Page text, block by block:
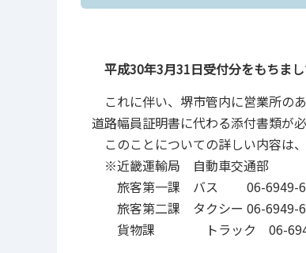
平成30年3月31日受付分をもちま
これに伴い、堺市管内に営業所の
道路幅員証明書に代わる添付書類が必
このことについての詳しい内容は
※近畿運輸局 自動車交通部
旅客第一課 バス 06-6949-
旅客第二課 タクシー 06-6949-
貨物課 トラック 06-